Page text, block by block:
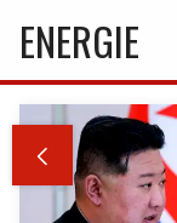
ENERGIE
